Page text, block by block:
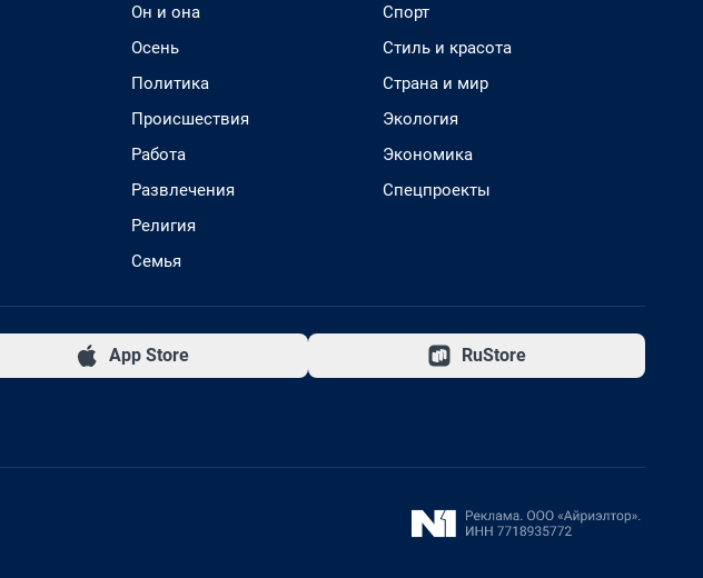
Он и она
Осень
Политика
Происшествия
Работа
Развлечения
Религия
Семья
Спорт
Стиль и красота
Страна и мир
Экология
Экономика
Спецпроекты
App Store RuStore